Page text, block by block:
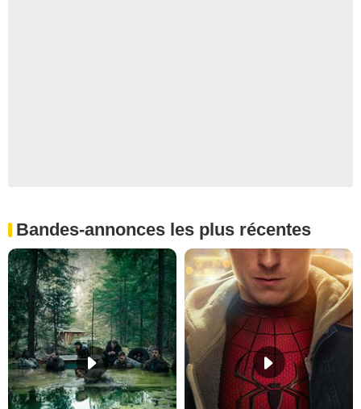
Bandes-annonces les plus récentes